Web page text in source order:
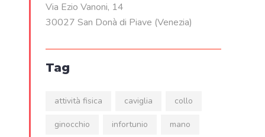
Via Ezio Vanoni, 14
30027 San Donà di Piave (Venezia)
Tag
attività fisica caviglia collo
ginocchio infortunio mano